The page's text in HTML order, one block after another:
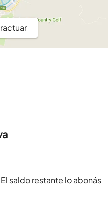
saldo restante lo abonás